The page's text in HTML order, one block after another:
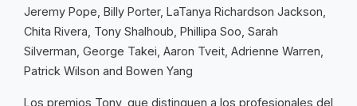
Jeremy Pope, Billy Porter, LaTanya Richardson Jackson,
Chita Rivera, Tony Shalhoub, Phillipa Soo, Sarah
Silverman, George Takei, Aaron Tveit, Adrienne Warren,
Patrick Wilson and Bowen Yang
Los premios Tony, que distinguen a los profesionales del